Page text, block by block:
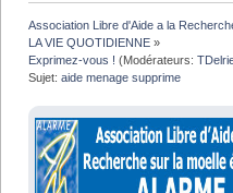
Association Libre d'Aide a la
LA VIE QUOTIDIENNE »
Exprimez-vous ! (Modérateurs:
Sujet:aide menage supprime